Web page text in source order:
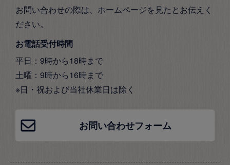
お問い合わせの際は、ホームページを見たとお伝えく
ださい。
お電話受付時間
平日：9時から18時まで
土曜：9時から16時まで
※日・祝および当社休業日は除く
お問い合わせフォーム